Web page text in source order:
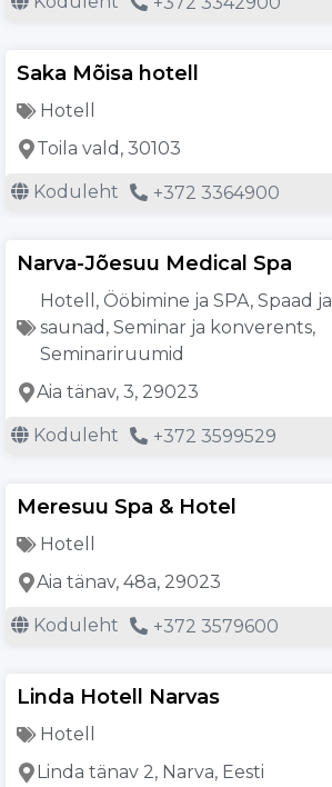
Saka Mõisa hotell
Hotell
Toila vald, 30103
Koduleht +372 3364900
Narva-Jõesuu Medical Spa
Hotell , Ööbimine ja SPA, Spaad ja
saunad , Seminar ja konverents,
Seminariruumid
Aia tänav, 3, 29023
Koduleht +372 3599529
Meresuu Spa & Hotel
Hotell
Aia tänav, 48a, 29023
Koduleht +372 3579600
Linda Hotell Narvas
Hotell
Linda tänav 2, Narva, Eesti